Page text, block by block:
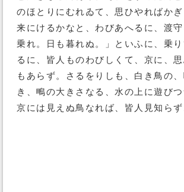
のほとりにむれゐて、思ひやればか
来にけるかなと、わびあへるに、渡
乗れ。日も暮れぬ。」といふに、乗
るに、皆人ものわびしくて、京に、
もあらず。さるをりしも、白き鳥の
き、鴫の大きさなる、水の上に遊びつ
京には見えぬ鳥なれば、皆人見知らず